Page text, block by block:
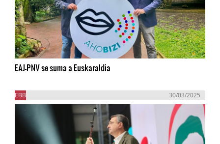
EAJ-PNV se suma a Euskaraldia
EBB 30/03/2025